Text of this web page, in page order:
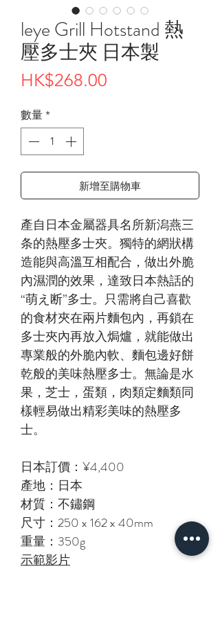
leye Grill Hotstand 熱
壓多士夾 日本製
HK$268.00
數量 *
新增至購物車
產自日本金屬器具名所新潟燕三
条的熱壓多士夾。獨特的網狀構
造能與高溫互相配合，做出外脆
內濕潤的效果，達致日本熱話的
“萌え断”多士。只需將自己喜歡
的食材夾在兩片麵包內，再鎖在
多士夾內再放入焗爐，就能做出
專業般的外脆內軟、麵包邊好餅
乾般的美味熱壓多士。無論是水
果，芝士，蛋類，肉類定麵類同
樣輕易做出精彩美味的熱壓多
士。
日本訂價：¥4,400
產地：日本
材質：不鏽鋼
尺寸：250 x 162 x 40mm
重量：350g
示範影片